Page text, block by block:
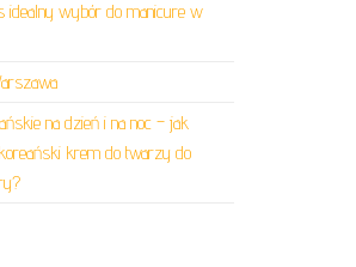
idealny wybór do manicure w
na dzień i na noc – jak
krem do twarzy do